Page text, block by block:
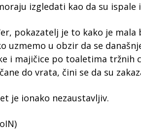
izgledati kao da su ispale
pokazatelj je to kako je
uzmemo u obzir da se
i majičice po toaletima tržnih
do vrata, čini se da su
je ionako nezaustavljiv.